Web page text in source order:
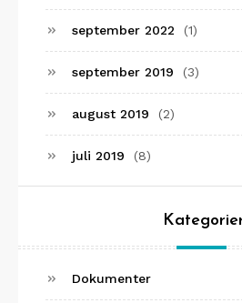
september 2022 (1)
september 2019 (3)
august 2019 (2)
juli 2019 (8)
Dokumenter